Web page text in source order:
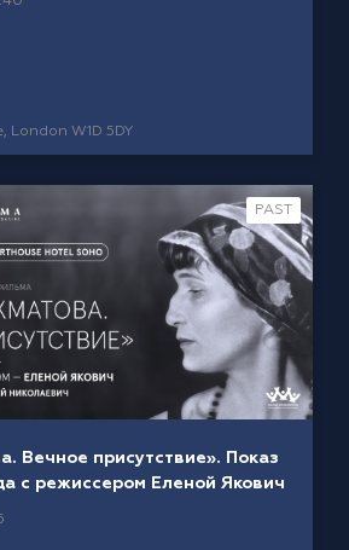
London W1D 5DY
PAST
Вечное присутствие». Показ
с режиссером Еленой Якович